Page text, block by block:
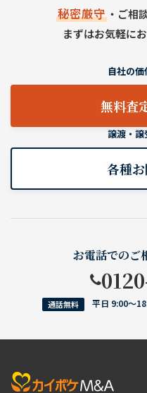
秘密厳守・ご相
まずはお気軽に
自社の
無料査
譲渡・譲
各種
お電話でのご
通話無料 平日 9:00〜